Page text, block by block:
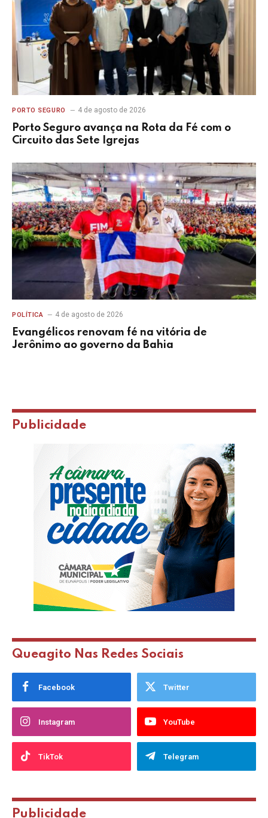
PORTO SEGURO 4 de agosto de 2026
Porto Seguro avança na Rota da Fé com o
Circuito das Sete Igrejas
POLÍTICA 4 de agosto de 2026
Evangélicos renovam fé na vitória de
Jerônimo ao governo da Bahia
Publicidade
Queagito Nas Redes Sociais
Facebook Twitter
Instagram YouTube
TikTok Telegram
Publicidade